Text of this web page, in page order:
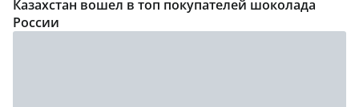
Казахстан вошел в топ покупателей шоколада
России